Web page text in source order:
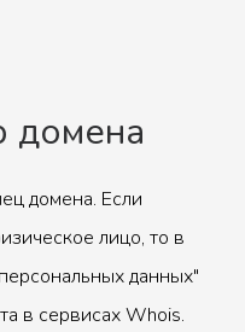
домена
домена. Если
лицо, то в
данных"
в сервисах Whois.